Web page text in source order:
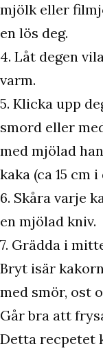
mjölk eller
en lös deg.
4. Låt degen
varm.
5. Klicka upp
smord eller
med mjölad
kaka (ca 15 cm
6. Skåra varje
en mjölad kniv.
7. Grädda i
Bryt isär
med smör, ost
Går bra att
Detta recpetet